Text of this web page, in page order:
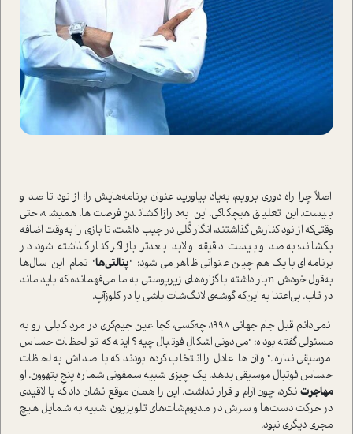
اصلاً چرا راه دوری برویم، به‌یاد بیاورید عنوان برنامه‌هایش را؛ از نود تا صد و
بیست. این تعلیق هیچکاکی. این به‌درازا کشاندنِ فرصت‌ها. همیشه، حتی
وقتی‌که از نود کنارش گذاشتند، انگار گُلی در جیب داشت، تا بازی را به‌وقت اضافه
بکشاند؛ به صد و بیست دقیقه و لابد بعدتر باز اگر کنار گذاشته شود، در
برنامه‌ای با یک هم‌چین عنوانی ظاهر می‌شود: "پنالتی‌‌ها" تمام این سال‌ها
به‌قول خودش n‌بار داشته با گزاره‌های زیرپوستی به ما می‌فهمانده که باید ماند
در قاب. بی‌اعتنا به این‌که گوشه‌ی لانگ‌شات باشی یا در کلوزآپ.
نمی‌دانم قبل جام جهانی 1998، چه‌کسی، کجا عین جیم‌کری در مردِ کابلی، رو به
مسئولی گفته بوده: "می‌دونی اشکالِ فوتبال چیه؟ اینه که تو لحظات حساس
موسیقی نداره." و آن‌ها عادل را انتخاب کرده بودند که با صداش به لحظات
حساس فوتبال موسیقی بدهد. یک چیزی شبیه سمفونی شماره پنجِ بتهوون. او
مهاجرت نکرد، چون آرام و قرار نداشت. این را همان موقع نشان داد که با لاقیدی
در حرکت دست‌ها و سرش در مدیوم‌شات‌های تلویزیون، شبیه به شمایل هیچ
مجری‌ د‌یگری نبود.